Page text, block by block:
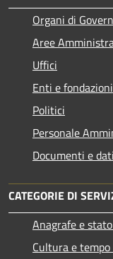
Organi di
Aree
Uffici
Enti e fondazioni
Politici
Personale
Documenti e dati
CATEGORIE DI
Anagrafe e
Cultura e